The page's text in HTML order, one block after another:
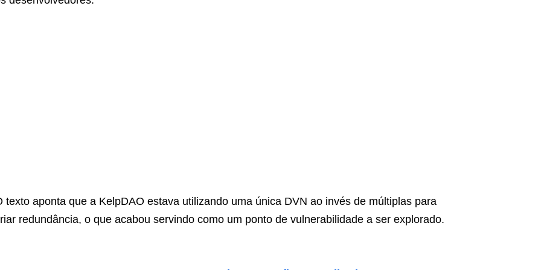
texto aponta que a KelpDAO estava utilizando uma única DVN ao invés de múltiplas para
redundância, o que acabou servindo como um ponto de vulnerabilidade a ser explorado.